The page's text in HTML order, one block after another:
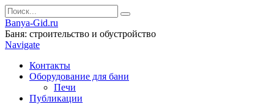
Banya-Gid.ru
Баня: строительство и обустройство
Navigate
Контакты
Оборудование для бани
Печи
Публикации